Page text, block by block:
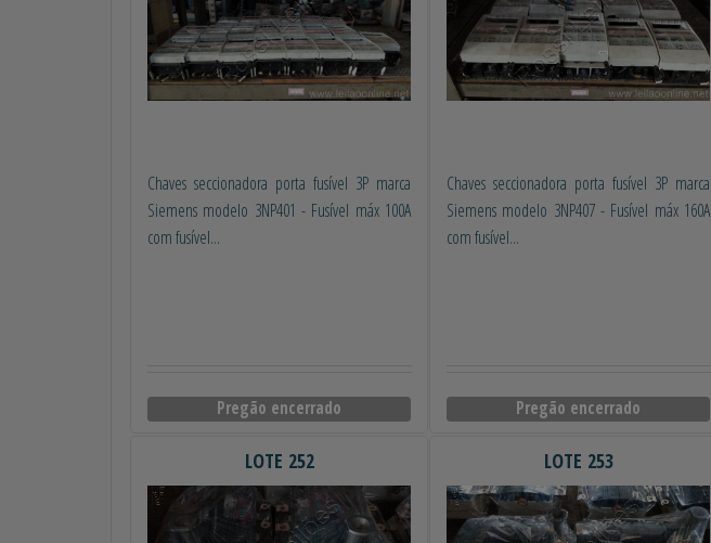
Chaves seccionadora porta fusível 3P marca
Siemens modelo 3NP401 - Fusível máx 100A
com fusível...
Pregão encerrado
Chaves seccionadora porta fusível 3P marca
Siemens modelo 3NP407 - Fusível máx 160A
com fusível...
Pregão encerrado
LOTE 252 LOTE 253